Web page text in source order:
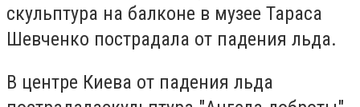
скульптура на балконе в музее Тараса
Шевченко пострадала от падения льда.
В центре Киева от падения льда